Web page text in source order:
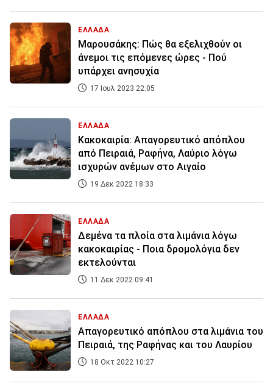
ΕΛΛΑΔΑ
Μαρουσάκης: Πώς θα εξελιχθούν οι
άνεμοι τις επόμενες ώρες - Πού
υπάρχει ανησυχία
17 Ιουλ 2023 22:05
ΕΛΛΑΔΑ
Κακοκαιρία: Απαγορευτικό απόπλου
από Πειραιά, Ραφήνα, Λαύριο λόγω
ισχυρών ανέμων στο Αιγαίο
19 Δεκ 2022 18:33
ΕΛΛΑΔΑ
Δεμένα τα πλοία στα λιμάνια λόγω
κακοκαιρίας - Ποια δρομολόγια δεν
εκτελούνται
11 Δεκ 2022 09:41
ΕΛΛΑΔΑ
Απαγορευτικό απόπλου στα λιμάνια του
Πειραιά, της Ραφήνας και του Λαυρίου
18 Οκτ 2022 10:27